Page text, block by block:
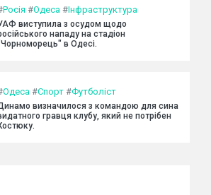
Росія #Одеса #Інфраструктура
виступила з осудом щодо
нападу на стадіон
в Одесі.
Одеса #Спорт #Футболіст
визначилося з командою для сина
гравця клубу, який не потрібен